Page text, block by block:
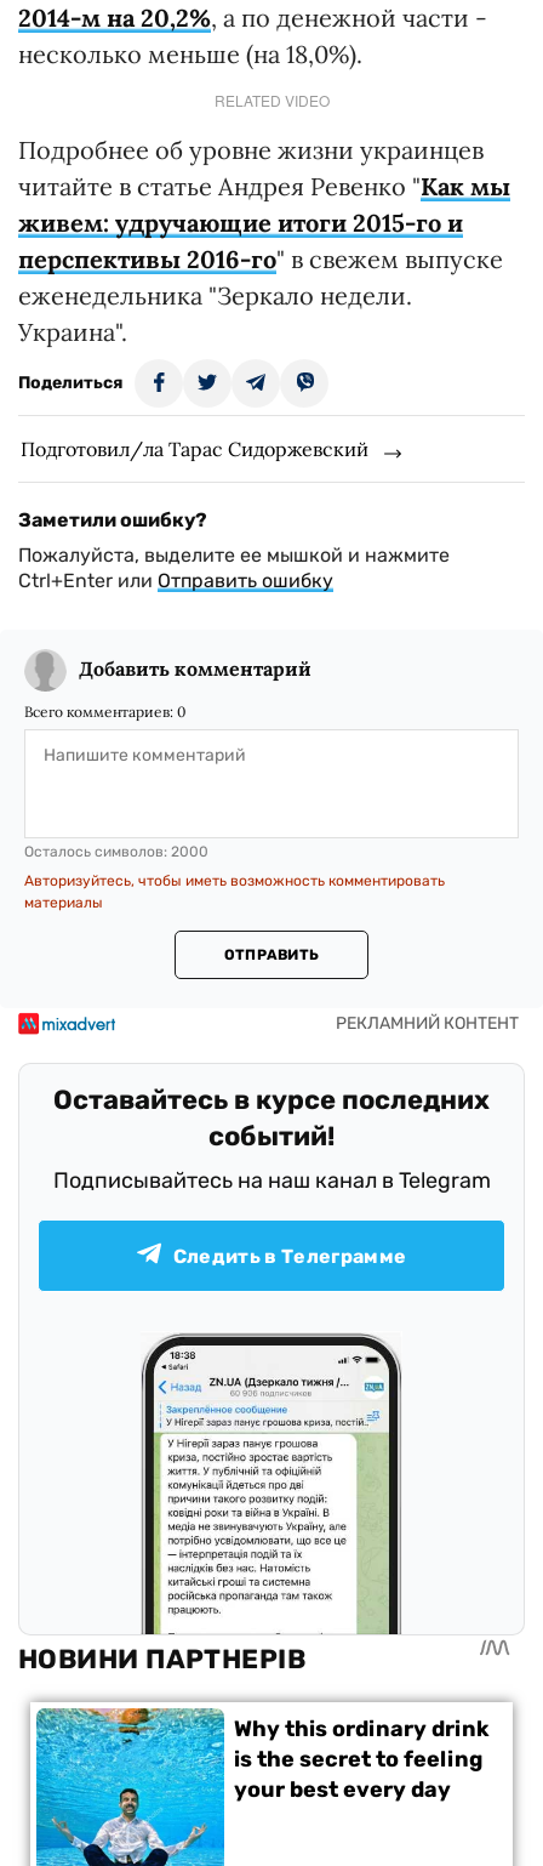
2014-м на 20,2%, а по денежной части -
несколько меньше (на 18,0%).
RELATED VIDEO
Подробнее об уровне жизни украинцев
читайте в статье Андрея Ревенко "Как мы
живем: удручающие итоги 2015-го и
перспективы 2016-го" в свежем выпуске
еженедельника "Зеркало недели.
Украина".
Поделиться
Подготовил/ла Тарас Сидоржевский
Заметили ошибку?
Пожалуйста, выделите ее мышкой и нажмите
Ctrl+Enter или Отправить ошибку
Добавить комментарий
Всего комментариев: 0
Осталось символов: 2000
Авторизуйтесь, чтобы иметь возможность комментировать
материалы
ОТПРАВИТЬ
Оставайтесь в курсе последних
событий!
Подписывайтесь на наш канал в Telegram
Следить в Телеграмме